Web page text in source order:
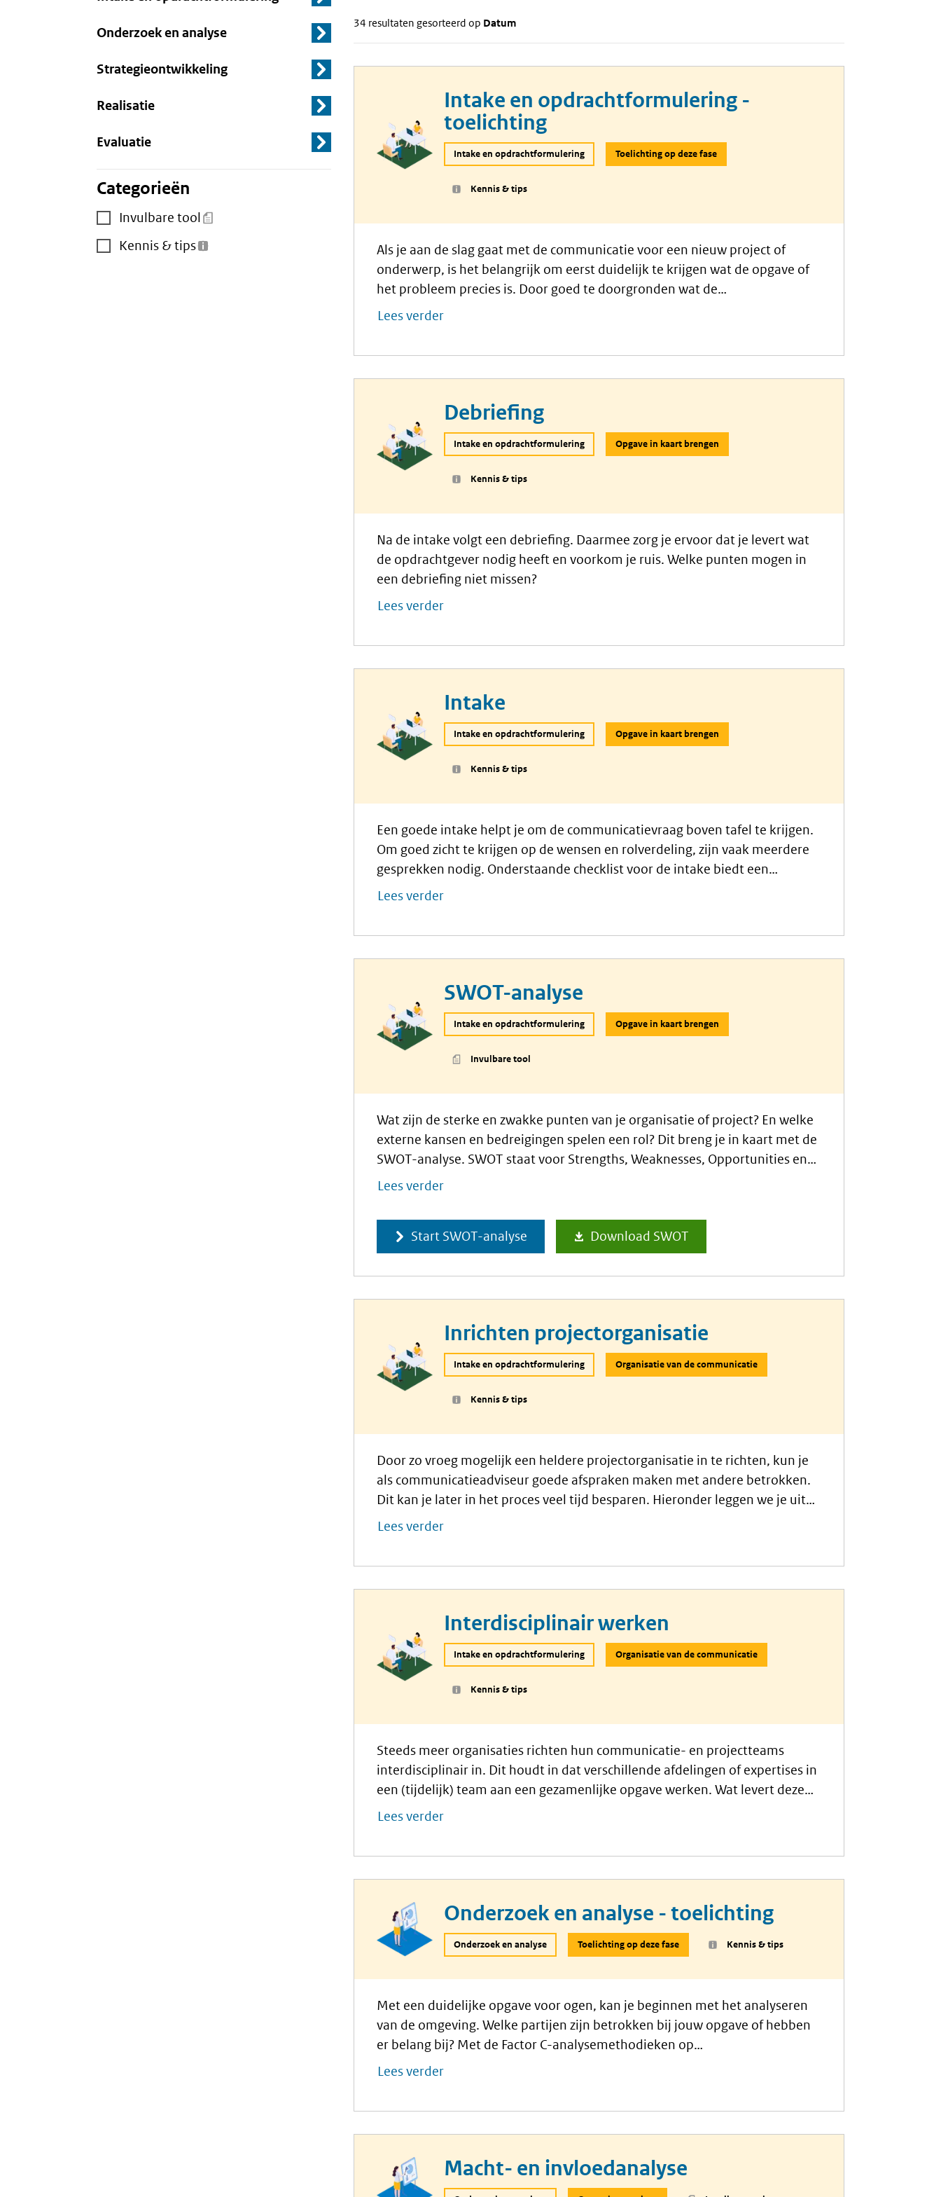
Onderzoek en analyse
Strategieontwikkeling
Realisatie
Evaluatie
Categorieën
Invulbare tool
Kennis & tips
34 resultaten gesorteerd op Datum
Intake en opdrachtformulering -
toelichting
Intake en opdrachtformulering Toelichting op deze fase
Kennis & tips
Als je aan de slag gaat met de communicatie voor een nieuw project of
onderwerp, is het belangrijk om eerst duidelijk te krijgen wat de opgave of
het probleem precies is. Door goed te doorgronden wat de
maatschappelijke opgave is en welke (beleids)oplossingen er (in de maak)
Lees verder
Debriefing
Intake en opdrachtformulering Opgave in kaart brengen
Kennis & tips
Na de intake volgt een debriefing. Daarmee zorg je ervoor dat je levert wat
de opdrachtgever nodig heeft en voorkom je ruis. Welke punten mogen in
een debriefing niet missen?
Lees verder
Intake
Intake en opdrachtformulering Opgave in kaart brengen
Kennis & tips
Een goede intake helpt je om de communicatievraag boven tafel te krijgen.
Om goed zicht te krijgen op de wensen en rolverdeling, zijn vaak meerdere
gesprekken nodig. Onderstaande checklist voor de intake biedt een
geheugensteuntje.
Lees verder
SWOT-analyse
Intake en opdrachtformulering Opgave in kaart brengen
Invulbare tool
Wat zijn de sterke en zwakke punten van je organisatie of project? En welke
externe kansen en bedreigingen spelen een rol? Dit breng je in kaart met de
SWOT-analyse. SWOT staat voor Strengths, Weaknesses, Opportunities en
Threats (Sterktes, Zwaktes, Kansen en Bedreigingen). Hieronder lees je wat
Lees verder
Start SWOT-analyse Download SWOT
Inrichten projectorganisatie
Intake en opdrachtformulering Organisatie van de communicatie
Kennis & tips
Door zo vroeg mogelijk een heldere projectorganisatie in te richten, kun je
als communicatieadviseur goede afspraken maken met andere betrokken.
Dit kan je later in het proces veel tijd besparen. Hieronder leggen we je uit
hoe je hoe je zo’n projectorganisatie opstelt.
Lees verder
Interdisciplinair werken
Intake en opdrachtformulering Organisatie van de communicatie
Kennis & tips
Steeds meer organisaties richten hun communicatie- en projectteams
interdisciplinair in. Dit houdt in dat verschillende afdelingen of expertises in
een (tijdelijk) team aan een gezamenlijke opgave werken. Wat levert deze
manier van werken je op? En hoe ziet zo’n team eruit voor de
Lees verder
Onderzoek en analyse - toelichting
Onderzoek en analyse Toelichting op deze fase Kennis & tips
Met een duidelijke opgave voor ogen, kan je beginnen met het analyseren
van de omgeving. Welke partijen zijn betrokken bij jouw opgave of hebben
er belang bij? Met de Factor C-analysemethodieken op
Communicatiekompas kan je precies in kaart brengen wat hun
Lees verder
Macht- en invloedanalyse